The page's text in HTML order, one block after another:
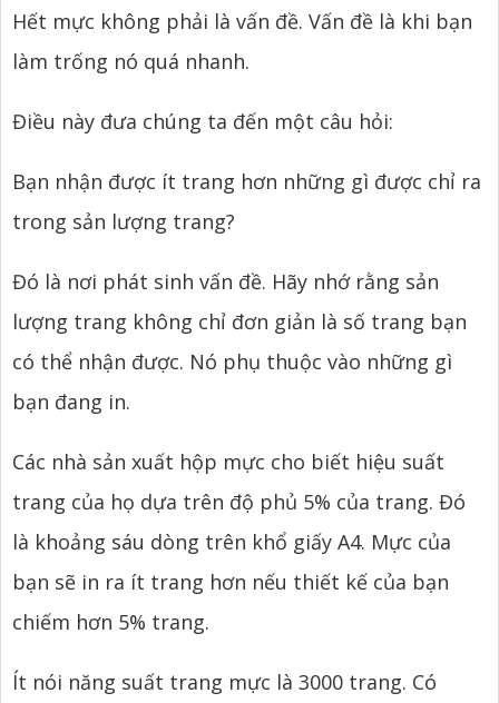
Hết mực không phải là vấn đề. Vấn đề là khi bạn
làm trống nó quá nhanh.
Điều này đưa chúng ta đến một câu hỏi:
Bạn nhận được ít trang hơn những gì được chỉ ra
trong sản lượng trang?
Đó là nơi phát sinh vấn đề. Hãy nhớ rằng sản
lượng trang không chỉ đơn giản là số trang bạn
có thể nhận được. Nó phụ thuộc vào những gì
bạn đang in.
Các nhà sản xuất hộp mực cho biết hiệu suất
trang của họ dựa trên độ phủ 5% của trang. Đó
là khoảng sáu dòng trên khổ giấy A4. Mực của
bạn sẽ in ra ít trang hơn nếu thiết kế của bạn
chiếm hơn 5% trang.
Ít nói năng suất trang mực là 3000 trang. Có